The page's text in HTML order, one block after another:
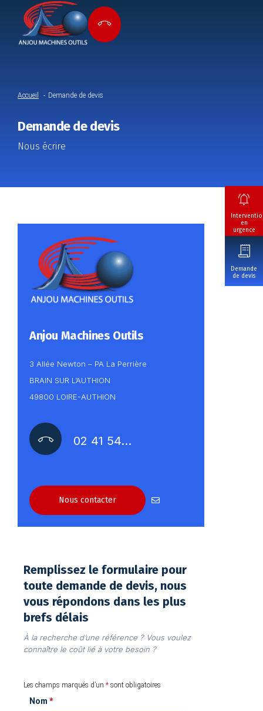
en
urgence
Demande
de devis
Accueil Demande de devis
Demande de devis
Nous écrire
Anjou Machines Outils
3 Allée Newton – PA La Perrière
BRAIN SUR L’AUTHION
49800 LOIRE-AUTHION
02 41 54…
Nous contacter
Remplissez le formulaire pour
toute demande de devis, nous
vous répondons dans les plus
brefs délais
À la recherche d’une référence ? Vous voulez
connaître le coût lié à votre besoin ?
Les champs marqués d’un * sont obligatoires
Nom *